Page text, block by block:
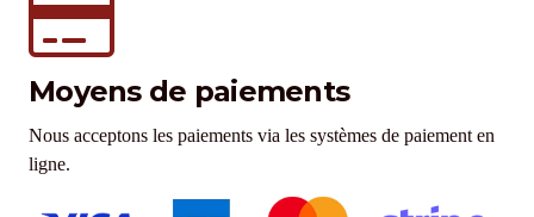
Moyens de paiements
Nous acceptons les paiements via les systèmes de paiement en
ligne.